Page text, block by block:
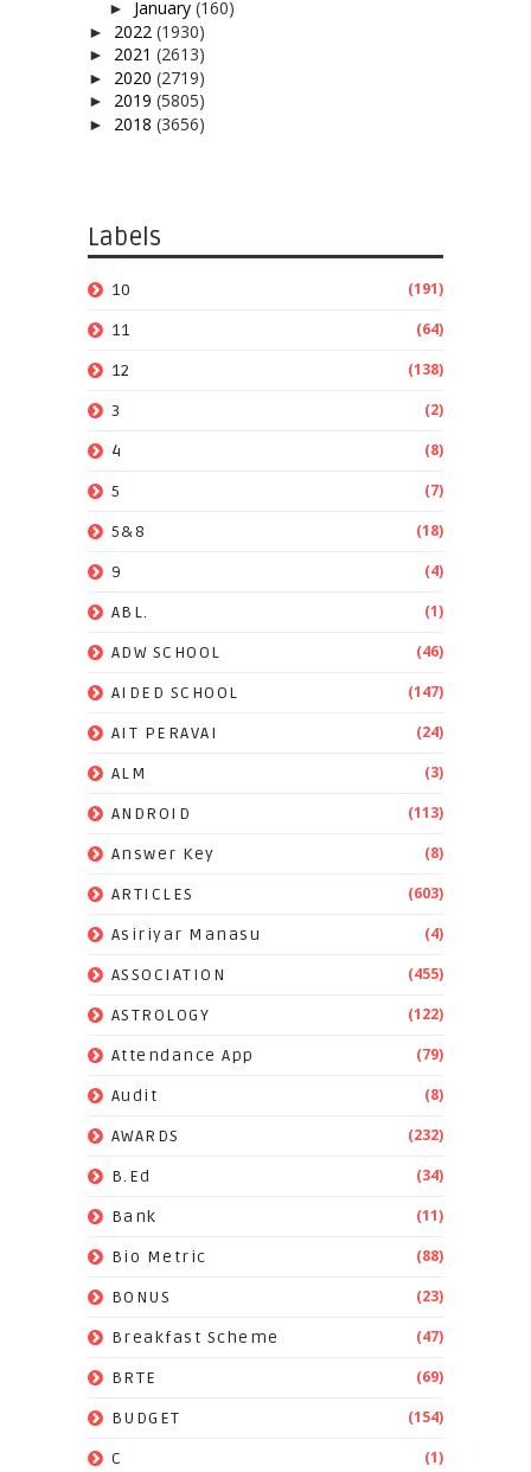
► January (160)
► 2022 (1930)
► 2021 (2613)
► 2020 (2719)
► 2019 (5805)
► 2018 (3656)
Labels
10 (191)
11 (64)
12 (138)
3 (2)
4 (8)
5 (7)
5&8 (18)
9 (4)
ABL. (1)
ADW SCHOOL (46)
AIDED SCHOOL (147)
AIT PERAVAI (24)
ALM (3)
ANDROID (113)
Answer Key (8)
ARTICLES (603)
Asiriyar Manasu (4)
ASSOCIATION (455)
ASTROLOGY (122)
Attendance App (79)
Audit (8)
AWARDS (232)
B.Ed (34)
Bank (11)
Bio Metric (88)
BONUS (23)
Breakfast Scheme (47)
BRTE (69)
BUDGET (154)
C (1)